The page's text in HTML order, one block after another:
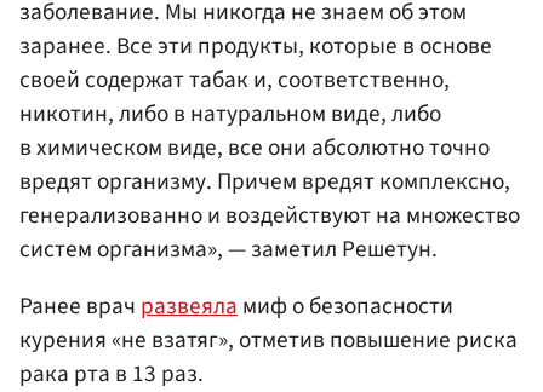
заболевание. Мы никогда не знаем об этом
заранее. Все эти продукты, которые в основе
своей содержат табак и, соответственно,
никотин, либо в натуральном виде, либо
в химическом виде, все они абсолютно точно
вредят организму. Причем вредят комплексно,
генерализованно и воздействуют на множество
систем организма», — заметил Решетун.
Ранее врач развеяламиф о безопасности
курения «не взатяг», отметив повышение риска
рака рта в 13 раз.